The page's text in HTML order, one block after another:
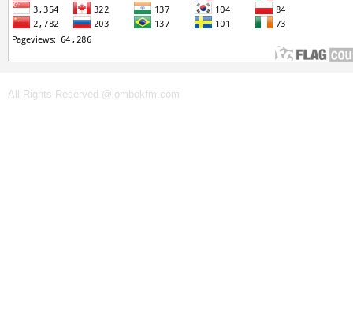
All Rights Reserved @lombokfm.com